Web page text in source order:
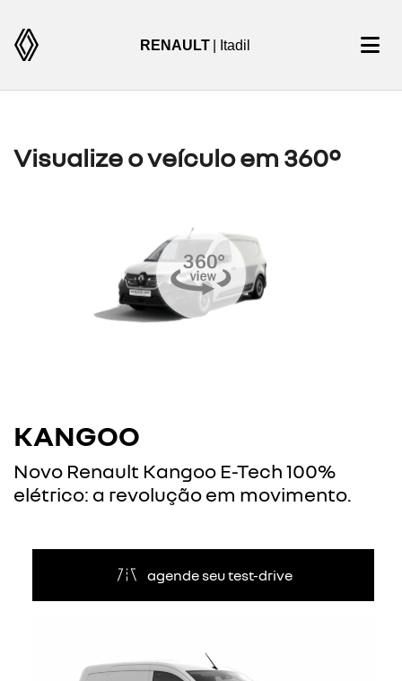
RENAULT | Itadil
Visualize o veículo em 360°
KANGOO
Novo Renault Kangoo E-Tech 100%
elétrico: a revolução em movimento.
agende seu test-drive